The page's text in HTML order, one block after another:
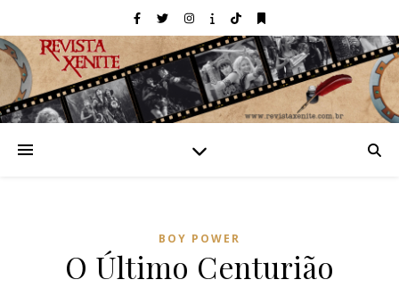
BOY POWER
O Último Centurião